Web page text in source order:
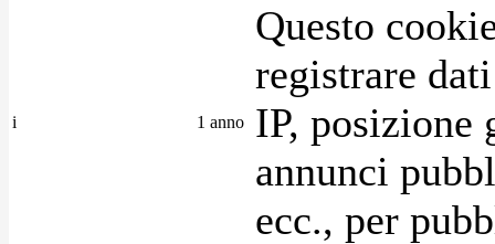
i 1 anno
Questo
registrare
IP, posizione
annunci
ecc., per